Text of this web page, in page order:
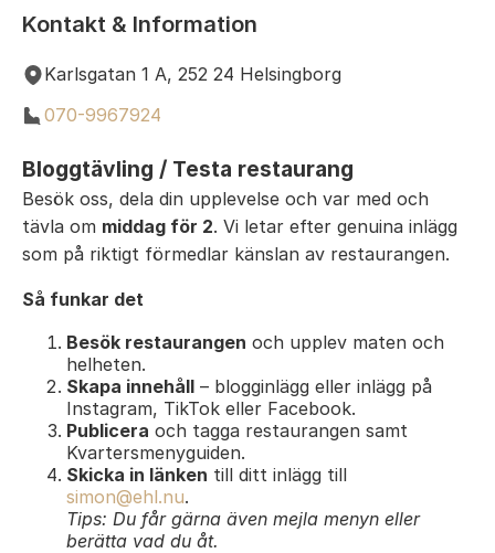
Kontakt & Information
Karlsgatan 1 A, 252 24 Helsingborg
070-9967924
Bloggtävling / Testa restaurang
Besök oss, dela din upplevelse och var med och
tävla om middag för 2. Vi letar efter genuina inlägg
som på riktigt förmedlar känslan av restaurangen.
Så funkar det
Besök restaurangen och upplev maten och
helheten.
Skapa innehåll – blogginlägg eller inlägg på
Instagram, TikTok eller Facebook.
Publicera och tagga restaurangen samt
Kvartersmenyguiden.
Skicka in länken till ditt inlägg till
simon@ehl.nu.
Tips: Du får gärna även mejla menyn eller
berätta vad du åt.